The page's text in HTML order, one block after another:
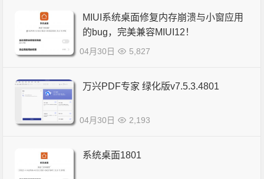
MIUI系统桌面修复内存崩溃与小窗应用
的bug，完美兼容MIUI12！
04月30日 5,827
万兴PDF专家 绿化版v7.5.3.4801
04月30日 2,193
系统桌面1801